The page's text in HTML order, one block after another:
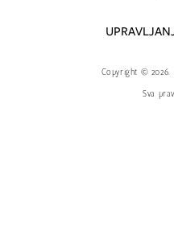
Copyright © 2026.
Sva